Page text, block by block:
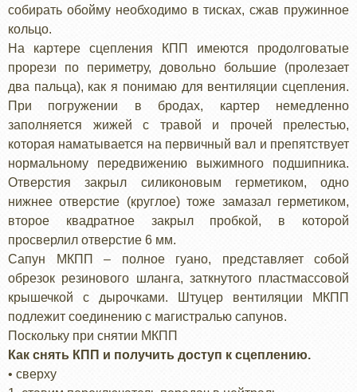
собирать обойму необходимо в тисках, сжав пружинное
кольцо.
На картере сцепления КПП имеются продолговатые
прорези по периметру, довольно большие (пролезает
два пальца), как я понимаю для вентиляции сцепления.
При погружении в бродах, картер немедленно
заполняется жижей с травой и прочей прелестью,
которая наматывается на первичный вал и препятствует
нормальному передвижению выжимного подшипника.
Отверстия закрыл силиконовым герметиком, одно
нижнее отверстие (круглое) тоже замазал герметиком,
второе квадратное закрыл пробкой, в которой
просверлил отверстие 6 мм.
Сапун МКПП – полное гуано, представляет собой
обрезок резинового шланга, заткнутого пластмассовой
крышечкой с дырочками. Штуцер вентиляции МКПП
подлежит соединению с магистралью сапунов.
Поскольку при снятии МКПП
Как снять КПП и получить доступ к сцеплению.
• сверху